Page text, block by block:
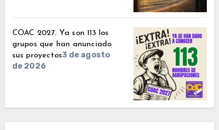
COAC 2027. Ya son 113 los
grupos que han anunciado
sus proyectos3 de agosto
de 2026